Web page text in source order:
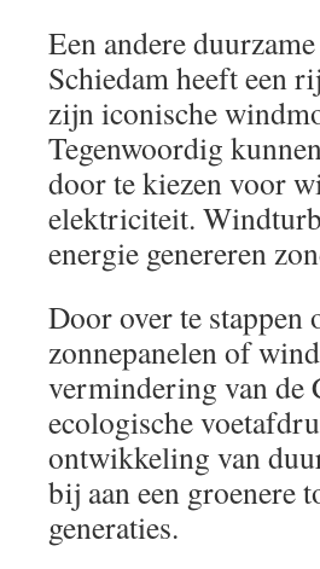
Een andere
Schiedam heeft een
zijn iconische
Tegenwoordig
door te kiezen voor
elektriciteit.
energie genereren
Door over te stappen
zonnepanelen of
vermindering van de
ecologische
ontwikkeling van
bij aan een groenere
generaties.